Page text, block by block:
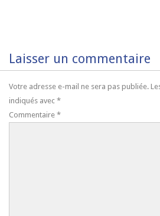
Laisser un commentaire
Votre adresse e-mail ne sera pas publiée.
indiqués avec *
Commentaire *